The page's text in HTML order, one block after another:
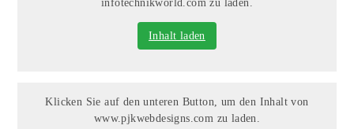
infotechnikworld.com zu laden.
Inhalt laden
Klicken Sie auf den unteren Button, um den Inhalt von
www.pjkwebdesigns.com zu laden.